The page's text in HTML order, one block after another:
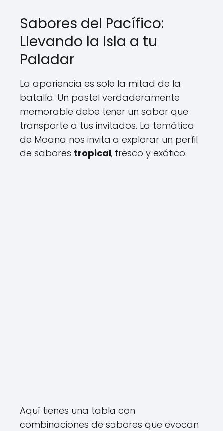
Sabores del Pacífico:
Llevando la Isla a tu
Paladar
La apariencia es solo la mitad de la
batalla. Un pastel verdaderamente
memorable debe tener un sabor que
transporte a tus invitados. La temática
de Moana nos invita a explorar un perfil
de sabores tropical, fresco y exótico.
Aquí tienes una tabla con
combinaciones de sabores que evocan